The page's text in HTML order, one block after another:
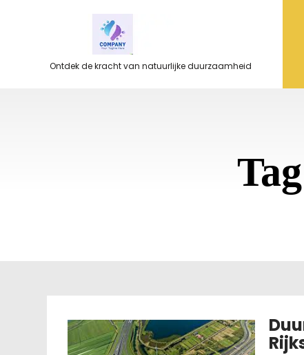
Ontdek de kracht van natuurlijke duurzaamheid